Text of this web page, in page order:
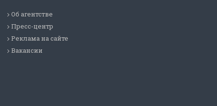
Об агентстве
Пресс-центр
Реклама на сайте
Вакансии